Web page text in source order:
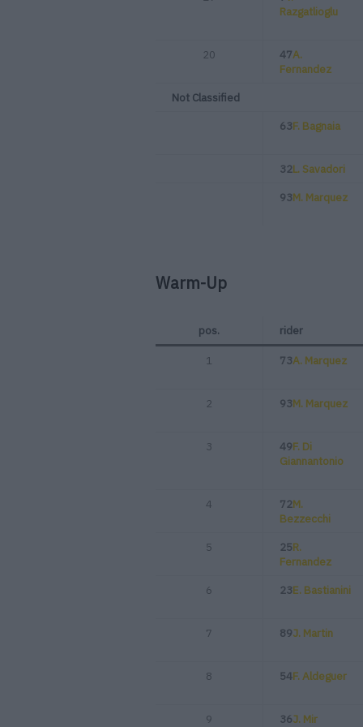
Razgatlioglu
20 47A.
Fernandez
Not Classified
63F. Bagnaia
32L. Savadori
93M. Marquez
Warm-Up
pos. rider
1 73A. Marquez
2 93M. Marquez
3 49F. Di
Giannantonio
4 72M.
Bezzecchi
5 25R.
Fernandez
6 23E. Bastianini
7 89J. Martin
8 54F. Aldeguer
9 36J. Mir